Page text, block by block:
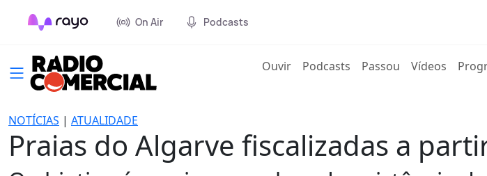
On Air Podcasts
Ouvir(current)
Podcasts Passou Vídeos
NOTÍCIAS | ATUALIDADE
Praias do Algarve fiscalizadas a